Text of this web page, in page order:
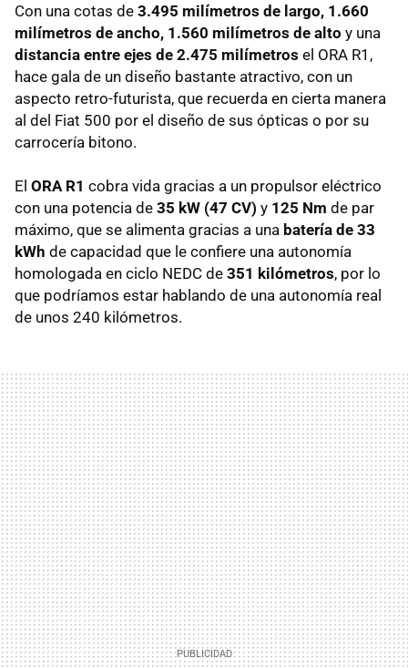
Con una cotas de 3.495 milímetros de largo, 1.660
milímetros de ancho, 1.560 milímetros de alto y una
distancia entre ejes de 2.475 milímetros el ORA R1,
hace gala de un diseño bastante atractivo, con un
aspecto retro-futurista, que recuerda en cierta manera
al del Fiat 500 por el diseño de sus ópticas o por su
carrocería bitono.
El ORA R1 cobra vida gracias a un propulsor eléctrico
con una potencia de 35 kW (47 CV) y 125 Nm de par
máximo, que se alimenta gracias a una batería de 33
kWh de capacidad que le confiere una autonomía
homologada en ciclo NEDC de 351 kilómetros, por lo
que podríamos estar hablando de una autonomía real
de unos 240 kilómetros.